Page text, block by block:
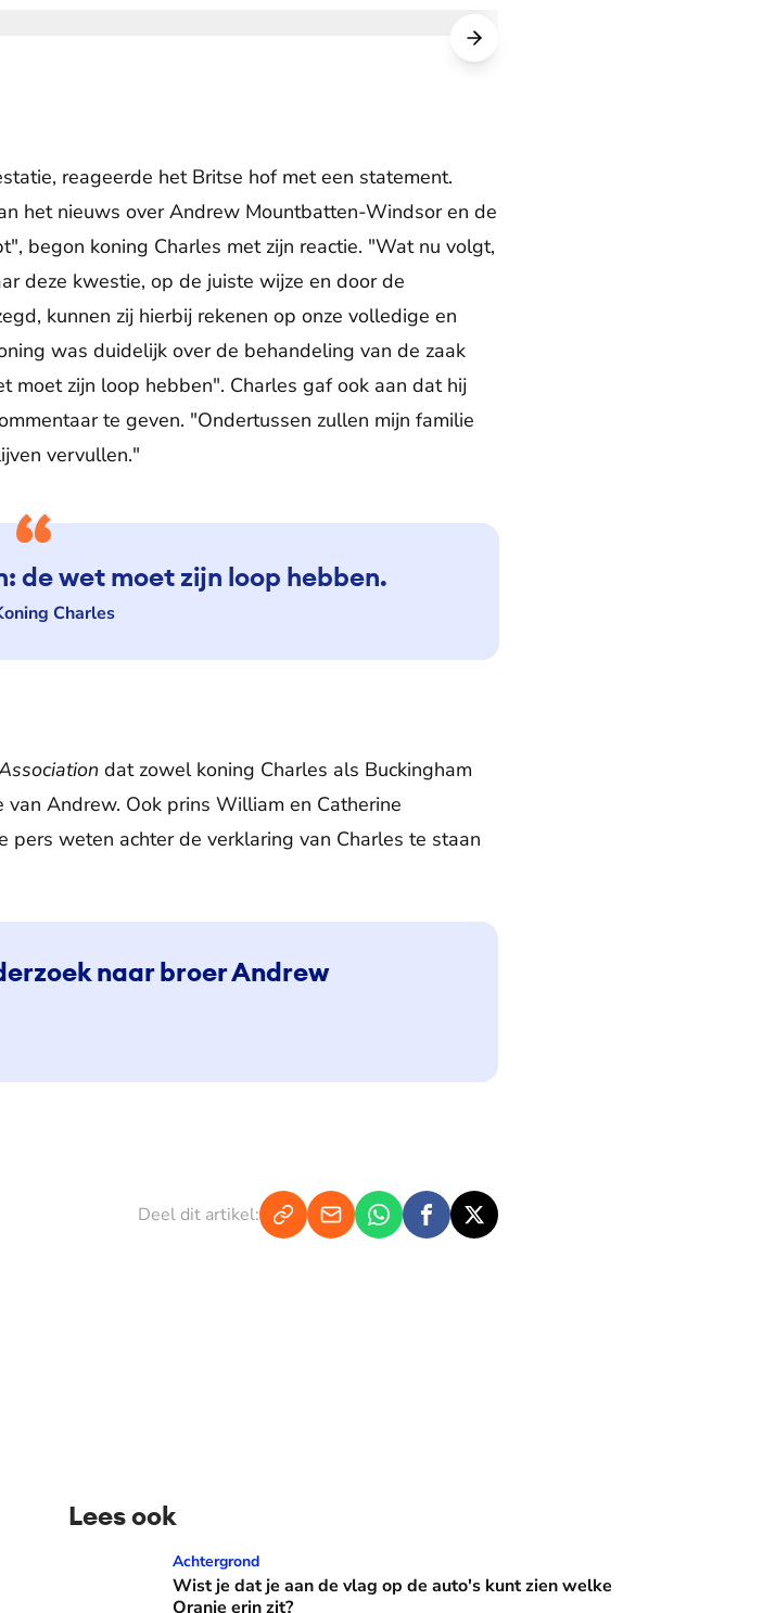
reageerde het Britse hof met een statement.
het nieuws over Andrew Mountbatten-Windsor en de
begon koning Charles met zijn reactie. "Wat nu volgt,
deze kwestie, op de juiste wijze en door de
kunnen zij hierbij rekenen op onze volledige en
was duidelijk over de behandeling van de zaak
moet zijn loop hebben". Charles gaf ook aan dat hij
te geven. "Ondertussen zullen mijn familie
vervullen."
Charles
de wet moet zijn loop hebben.
dat zowel koning Charles als Buckingham
Andrew. Ook prins William en Catherine
weten achter de verklaring van Charles te staan
naar broer Andrew
Deel dit artikel:
Lees ook
Wist je dat je aan de vlag op de auto's kunt zien welke Oranje erin zit?
Achtergrond
Wist je dat je aan de vlag op de auto's kunt zien welke
Oranje erin zit?